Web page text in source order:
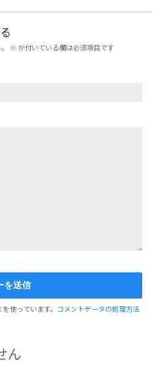
※ が付いている欄は必須項目です
使っています。 コメントデータの処理方法
ん